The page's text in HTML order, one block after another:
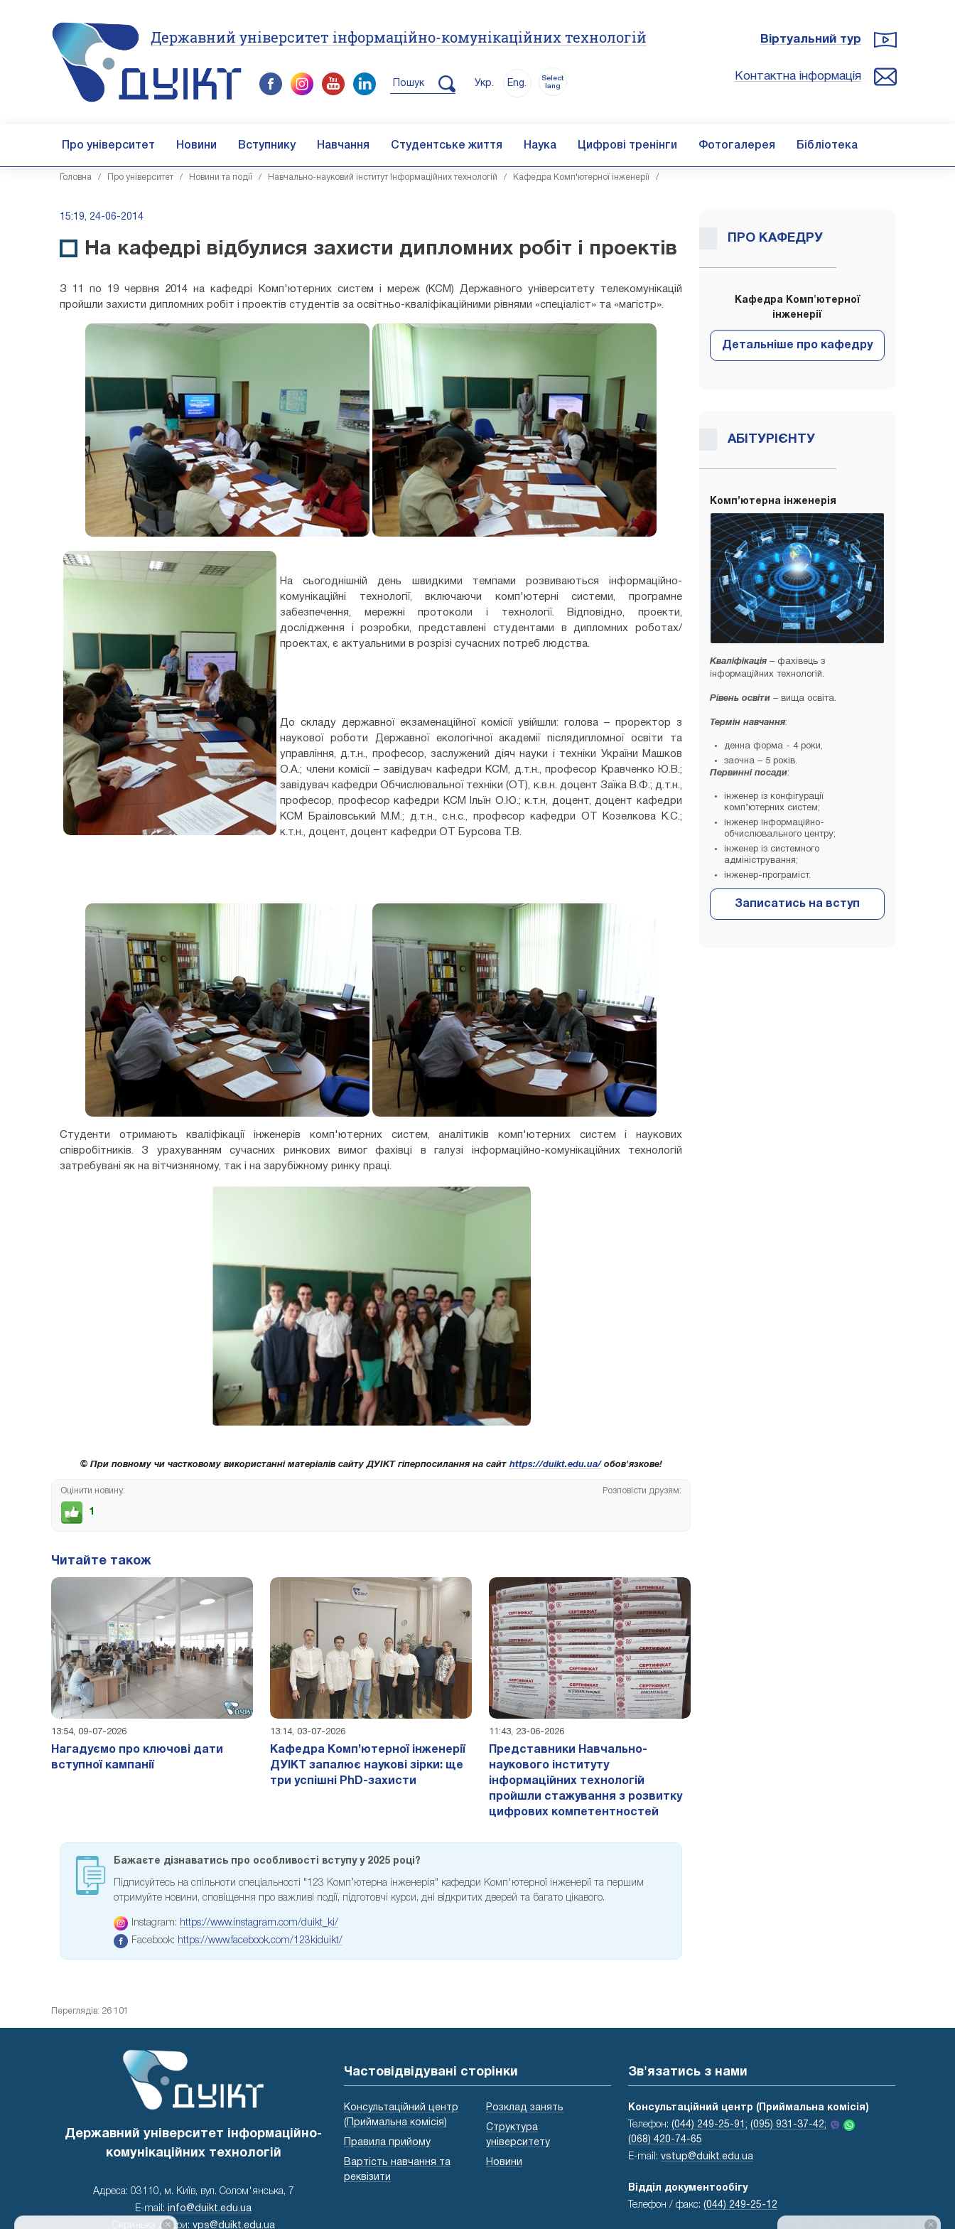
Державний університет інформаційно-комунікаційних технологій
Пошук Укр. Eng.
Select
lang
Віртуальний тур
Контактна інформація
Про університет Новини Вступнику Навчання Студентське життя Наука Цифрові тренінги Фотогалерея Бібліотека
Головна / Про університет/ Новини та події / Навчально-науковий інститут Інформаційних технологій / Кафедра Комп'ютерної інженерії /
15:19, 24-06-2014
На кафедрі відбулися захисти дипломних робіт і проектів
З 11 по 19 червня 2014 на кафедрі Комп'ютерних систем і мереж (КСМ) Державного університету телекомунікацій
пройшли захисти дипломних робіт і проектів студентів за освітньо-кваліфікаційними рівнями «спеціаліст» та «магістр».
На сьогоднішній день швидкими темпами розвиваються інформаційно-
комунікаційні технології, включаючи комп'ютерні системи, програмне
забезпечення, мережні протоколи і технології. Відповідно, проекти,
дослідження і розробки, представлені студентами в дипломних роботах/
проектах, є актуальними в розрізі сучасних потреб людства.
До складу державної екзаменаційної комісії увійшли: голова – проректор з
наукової роботи Державної екологічної академії післядипломної освіти та
управління, д.т.н., професор, заслужений діяч науки і техніки України Машков
О.А.; члени комісії – завідувач кафедри КСМ, д.т.н., професор Кравченко Ю.В.;
завідувач кафедри Обчислювальної техніки (ОТ), к.в.н. доцент Заїка В.Ф.; д.т.н.,
професор, професор кафедри КСМ Ільїн О.Ю.; к.т.н, доцент, доцент кафедри
КСМ Браіловський М.М.; д.т.н., с.н.с., професор кафедри ОТ Козелкова К.С.;
к.т.н., доцент, доцент кафедри ОТ Бурсова Т.В.
Студенти отримають кваліфікації інженерів комп'ютерних систем, аналітиків комп'ютерних систем і наукових
співробітників. З урахуванням сучасних ринкових вимог фахівці в галузі інформаційно-комунікаційних технологій
затребувані як на вітчизняному, так і на зарубіжному ринку праці.
© При повному чи частковому використанні матеріалів сайту ДУІКТ гіперпосилання на сайт https://duikt.edu.ua/обов'язкове!
Оцінити новину:
1
Розповісти друзям:
Читайте також
13:54, 09-07-2026
Нагадуємо про ключові дати
вступної кампанії
13:14, 03-07-2026
Кафедра Комп’ютерної інженерії
ДУІКТ запалює наукові зірки: ще
три успішні PhD-захисти
11:43, 23-06-2026
Представники Навчально-
наукового інституту
інформаційних технологій
пройшли стажування з розвитку
цифрових компетентностей
Бажаєте дізнаватись про особливості вступу у 2025 році?
Підписуйтесь на спільноти спеціальності "123 Комп’ютерна інженерія" кафедри Комп'ютерної інженерії та першим
отримуйте новини, сповіщення про важливі події, підготовчі курси, дні відкритих дверей та багато цікавого.
Instagram: https://www.instagram.com/duikt_ki/
Facebook: https://www.facebook.com/123kiduikt/
ПРО КАФЕДРУ
Кафедра Комп'ютерної
інженерії
АБІТУРІЄНТУ
Комп’ютерна інженерія
Кваліфікація – фахівець з
інформаційних технологій.
Рівень освіти – вища освіта.
Термін навчання:
денна форма - 4 роки,
заочна – 5 років.
Первинні посади:
інженер із конфігурації
комп’ютерних систем;
інженер інформаційно-
обчислювального центру;
інженер із системного
адміністрування;
інженер-програміст.
Переглядів: 26 101
Державний університет інформаційно-
комунікаційних технологій
Адреса: 03110, м. Київ, вул. Солом'янська, 7
E-mail: info@duikt.edu.ua
Скринька довіри: vps@duikt.edu.ua
Частовідвідувані сторінки
Консультаційний центр
(Приймальна комісія)
Правила прийому
Вартість навчання та
реквізити
Розклад занять
Структура
університету
Новини
Зв'язатись з нами
Консультаційний центр (Приймальна комісія)
Телефон: (044) 249-25-91; (095) 931-37-42;
(068) 420-74-65
E-mail: vstup@duikt.edu.ua
Відділ документообігу
Телефон / факс: (044) 249-25-12
×
×